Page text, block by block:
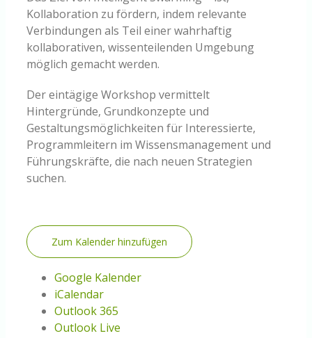
Kollaboration zu fördern, indem relevante
Verbindungen als Teil einer wahrhaftig
kollaborativen, wissenteilenden Umgebung
möglich gemacht werden.
Der eintägige Workshop vermittelt
Hintergründe, Grundkonzepte und
Gestaltungsmöglichkeiten für Interessierte,
Programmleitern im Wissensmanagement und
Führungskräfte, die nach neuen Strategien
suchen.
Zum Kalender hinzufügen
Google Kalender
iCalendar
Outlook 365
Outlook Live